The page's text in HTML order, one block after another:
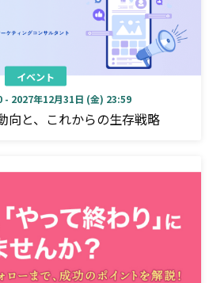
イベント
- 2027年12月31日 (金) 23:59
向と、これからの生存戦略